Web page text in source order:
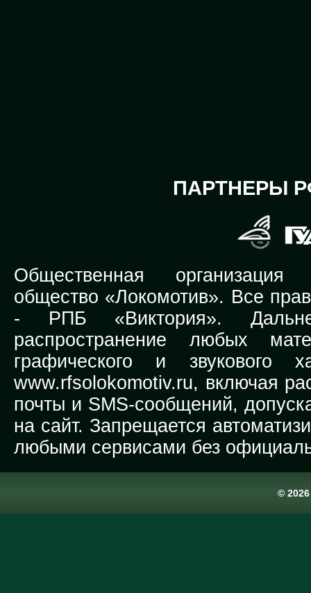
ПАРТНЕРЫ
Общественная организация
общество «Локомотив». Все
- РПБ «Виктория».
распространение любых
графического и звукового
www.rfsolokomotiv.ru, включая
почты и SMS-сообщений,
на сайт. Запрещается
любыми сервисами без
©